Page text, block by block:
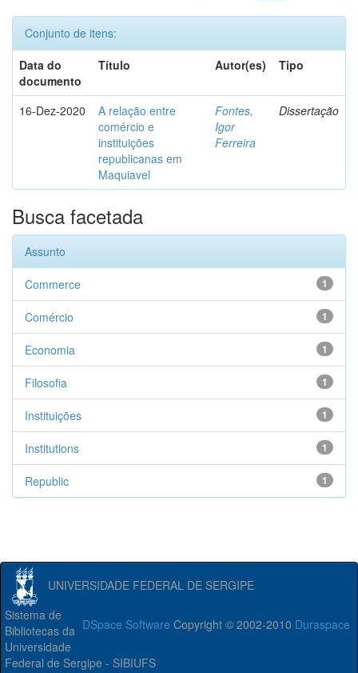
Conjunto de itens:
Data do
documento
Título Autor(es) Tipo
16-Dez-2020
A relação entre
comércio e
instituições
republicanas em
Maquiavel
Fontes,
Igor
Ferreira
Dissertação
Busca facetada
Assunto
1
Commerce
1
Comércio
1
Economia
1
Filosofia
1
Instituições
1
Institutions
1
Republic
UNIVERSIDADE FEDERAL DE SERGIPE
DSpace Software Copyright © 2002-2010 Duraspace
Sistema de
Bibliotecas da
Universidade
Federal de Sergipe - SIBIUFS